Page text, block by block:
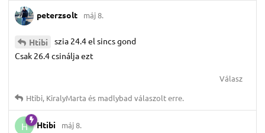
peterzsolt máj 8.
Htibi
szia 24.4 el sincs gond
Csak 26.4 csinálja ezt
Válasz
Htibi, KiralyMarta és madlybad válaszolt erre.
H Htibi máj 8.